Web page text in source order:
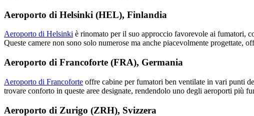
Aeroporto di Helsinki (HEL), Finlandia
Aeroporto di Helsinki è rinomato per il suo approccio favorevole ai fumatori,
Queste camere non sono solo numerose ma anche piacevolmente progettate,
Aeroporto di Francoforte (FRA), Germania
Aeroporto di Francoforte offre cabine per fumatori ben ventilate in vari punti
trovare conforto in queste aree designate, rendendolo uno degli aeroporti più
Aeroporto di Zurigo (ZRH), Svizzera